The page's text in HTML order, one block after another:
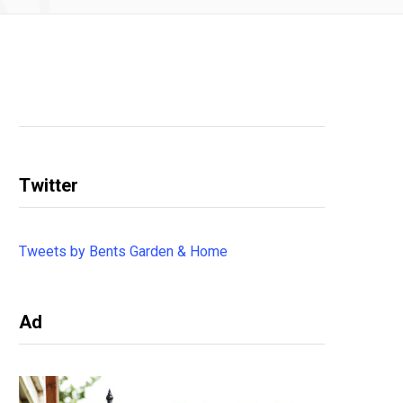
Twitter
Tweets by Bents Garden & Home
Ad